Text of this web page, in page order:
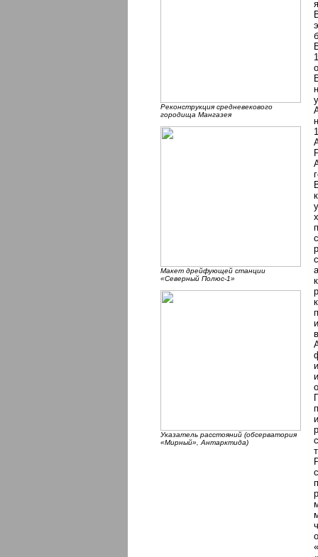
Реконструкция средневекового
городища Мангазея
Макет дрейфующей станции
«Северный Полюс-1»
Указатель расстояний (обсерватория
«Мирный», Антарктида)